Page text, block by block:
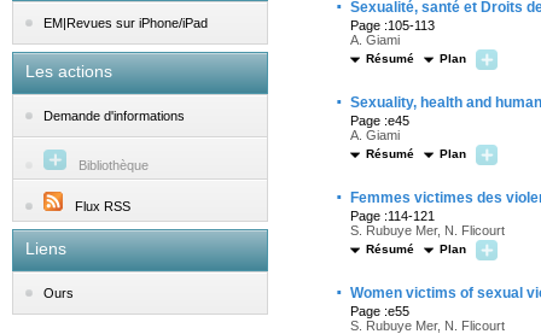
EM|Revues sur iPhone/iPad
Les actions
Demande d'informations
Bibliothèque
Flux RSS
Liens
Ours
· Sexualité, santé et Droits
Page :105-113
A. Giami
Résumé Plan
· Sexuality, health and
Page :e45
A. Giami
Résumé Plan
· Femmes victimes des
Page :114-121
S. Rubuye Mer, N. Flicourt
Résumé Plan
· Women victims of sexual
Page :e55
S. Rubuye Mer, N. Flicourt